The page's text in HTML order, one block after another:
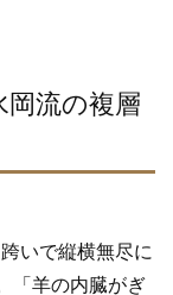
岡流の複層
いで縦横無尽に
「羊の内臓がぎ